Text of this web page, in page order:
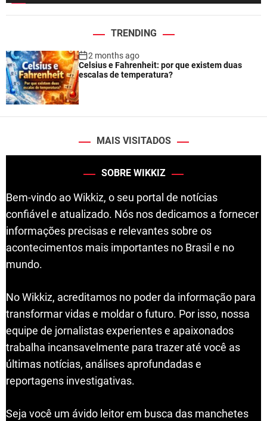
TRENDING
2 months ago
Celsius e Fahrenheit: por que existem duas
escalas de temperatura?
MAIS VISITADOS
SOBRE WIKKIZ
Bem-vindo ao Wikkiz, o seu portal de notícias
confiável e atualizado. Nós nos dedicamos a fornecer
informações precisas e relevantes sobre os
acontecimentos mais importantes no Brasil e no
mundo.
No Wikkiz, acreditamos no poder da informação para
transformar vidas e moldar o futuro. Por isso, nossa
equipe de jornalistas experientes e apaixonados
trabalha incansavelmente para trazer até você as
últimas notícias, análises aprofundadas e
reportagens investigativas.
Seja você um ávido leitor em busca das manchetes